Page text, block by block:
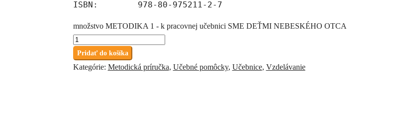
ISBN:        978-80-975211-2-7
množstvo METODIKA 1 - k pracovnej učebnici SME DEŤMI NEBESKÉHO OTCA
Pridať do košíka
Kategórie: Metodická príručka, Učebné pomôcky, Učebnice, Vzdelávanie